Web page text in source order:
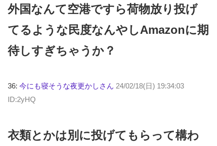
外国なんて空港ですら荷物放り投げ
てるような民度なんやしAmazonに期
待しすぎちゃうか？
36: 今にも寝そうな夜更かしさん 24/02/18(日) 19:34:03
ID:2yHQ
衣類とかは別に投げてもらって構わ